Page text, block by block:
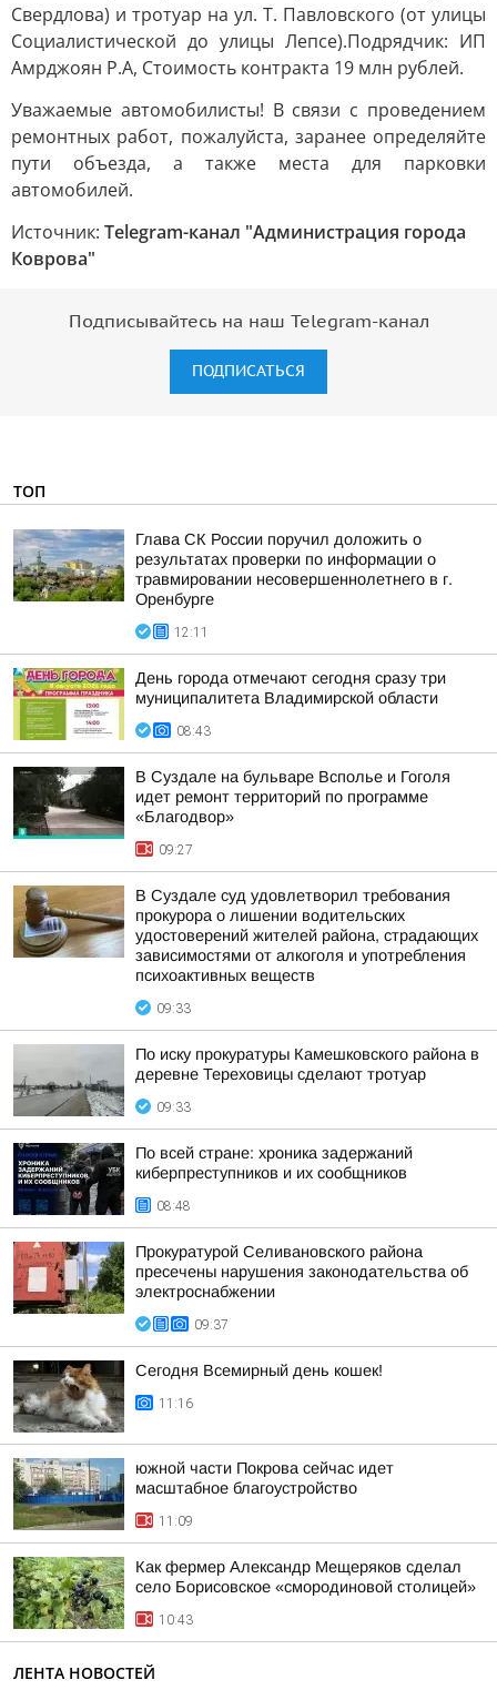
Свердлова) и тротуар на ул. Т. Павловского (от улицы
Социалистической до улицы Лепсе).Подрядчик: ИП
Амрджоян Р.А, Стоимость контракта 19 млн рублей.
Уважаемые автомобилисты! В связи с проведением
ремонтных работ, пожалуйста, заранее определяйте
пути объезда, а также места для парковки
автомобилей.
Источник: Telegram-канал "Администрация города
Коврова"
Подписывайтесь на наш Telegram-канал
ПОДПИСАТЬСЯ
ТОП
Глава СК России поручил доложить о
результатах проверки по информации о
травмировании несовершеннолетнего в г.
Оренбурге
12:11
День города отмечают сегодня сразу три
муниципалитета Владимирской области
08:43
В Суздале на бульваре Всполье и Гоголя
идет ремонт территорий по программе
«Благодвор»
09:27
В Суздале суд удовлетворил требования
прокурора о лишении водительских
удостоверений жителей района, страдающих
зависимостями от алкоголя и употребления
психоактивных веществ
09:33
По иску прокуратуры Камешковского района в
деревне Тереховицы сделают тротуар
09:33
По всей стране: хроника задержаний
киберпреступников и их сообщников
08:48
Прокуратурой Селивановского района
пресечены нарушения законодательства об
электроснабжении
09:37
Сегодня Всемирный день кошек!
11:16
южной части Покрова сейчас идет
масштабное благоустройство
11:09
Как фермер Александр Мещеряков сделал
село Борисовское «смородиновой столицей»
10:43
ЛЕНТА НОВОСТЕЙ